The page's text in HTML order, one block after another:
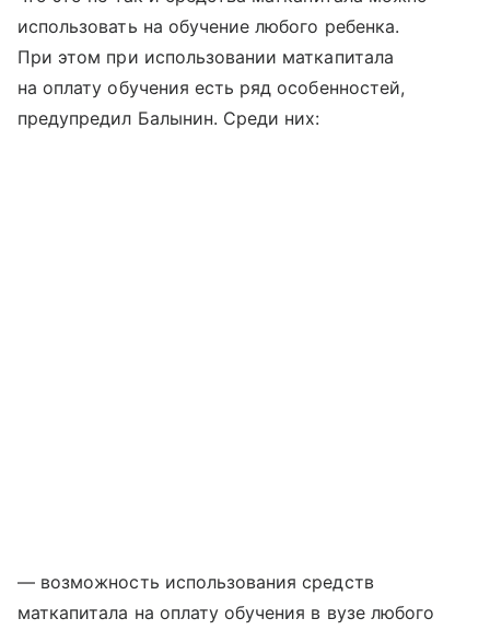
использовать на обучение любого ребенка.
При этом при использовании маткапитала
на оплату обучения есть ряд особенностей,
предупредил Балынин. Среди них:
— возможность использования средств
маткапитала на оплату обучения в вузе любого